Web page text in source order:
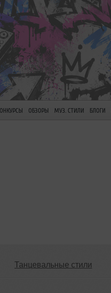
ОБЗОРЫ МУЗ. СТИЛИ БЛОГИ
Танцевальные стили